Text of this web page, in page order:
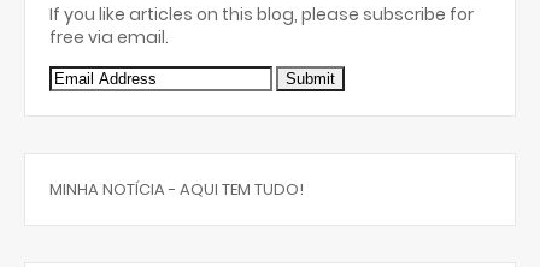
If you like articles on this blog, please subscribe for
free via email.
MINHA NOTÍCIA - AQUI TEM TUDO!